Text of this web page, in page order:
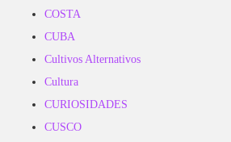
COSTA
CUBA
Cultivos Alternativos
Cultura
CURIOSIDADES
CUSCO